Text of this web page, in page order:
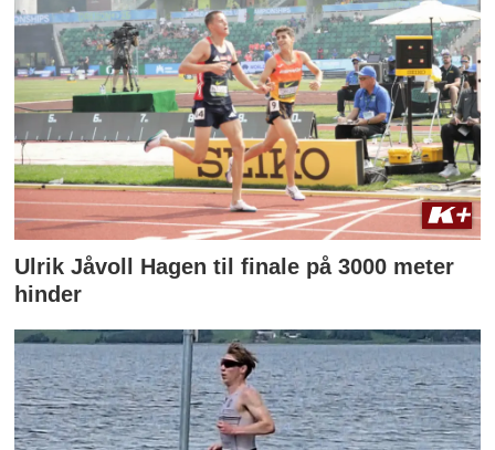
Ulrik Jåvoll Hagen til finale på 3000 meter
hinder